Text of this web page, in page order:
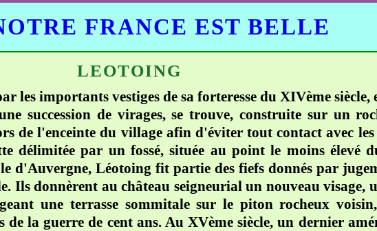
FRANCE EST BELLE
LEOTOING
les importants vestiges de sa forteresse du XIVème
succession de virages, se trouve, construite sur un
de l'enceinte du village afin d'éviter tout contact avec les
délimitée par un fossé, située au point le moins élevé
d'Auvergne, Léotoing fit partie des fiefs donnés par
Ils donnèrent au château seigneurial un nouveau visage,
une terrasse sommitale sur le piton rocheux
de la guerre de cent ans. Au XVème siècle, un dernier